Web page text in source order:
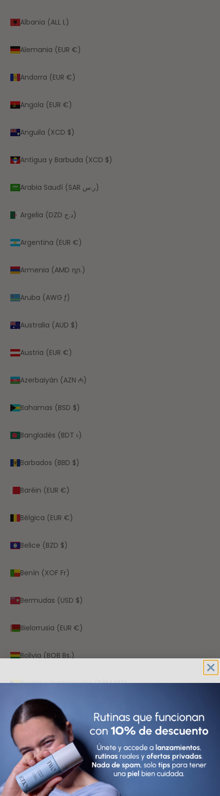
Albania (ALL L)
Alemania (EUR €)
Andorra (EUR €)
Angola (EUR €)
Anguila (XCD $)
Antigua y Barbuda (XCD $)
Arabia Saudí (SAR ر.س)
Argelia (DZD د.ج)
Argentina (EUR €)
Armenia (AMD դր.)
Aruba (AWG ƒ)
Australia (AUD $)
Austria (EUR €)
Azerbaiyán (AZN ₼)
Bahamas (BSD $)
Bangladés (BDT ৳)
Barbados (BBD $)
Baréin (EUR €)
Bélgica (EUR €)
Belice (BZD $)
Benín (XOF Fr)
Bermudas (USD $)
Bielorrusia (EUR €)
Bolivia (BOB Bs.)
Bosnia y Herzegovina (BAM КМ)
Botsuana (BWP P)
Brasil (EUR €)
Brunéi (BND $)
Bulgaria (EUR €)